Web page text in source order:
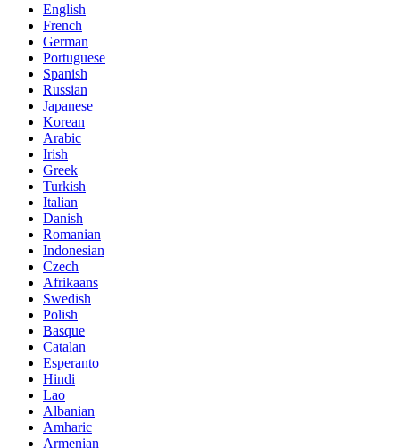
English
French
German
Portuguese
Spanish
Russian
Japanese
Korean
Arabic
Irish
Greek
Turkish
Italian
Danish
Romanian
Indonesian
Czech
Afrikaans
Swedish
Polish
Basque
Catalan
Esperanto
Hindi
Lao
Albanian
Amharic
Armenian